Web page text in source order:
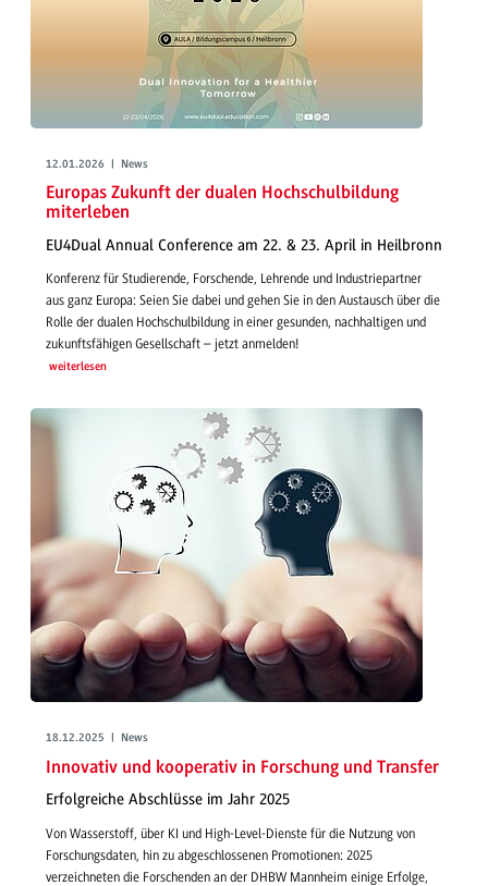
12.01.2026 | News
Europas Zukunft der dualen Hochschulbildung
miterleben
EU4Dual Annual Conference am 22. & 23. April in Heilbronn
Konferenz für Studierende, Forschende, Lehrende und Industriepartner
aus ganz Europa: Seien Sie dabei und gehen Sie in den Austausch über die
Rolle der dualen Hochschulbildung in einer gesunden, nachhaltigen und
zukunftsfähigen Gesellschaft – jetzt anmelden!
weiterlesen
18.12.2025 | News
Innovativ und kooperativ in Forschung und Transfer
Erfolgreiche Abschlüsse im Jahr 2025
Von Wasserstoff, über KI und High-Level-Dienste für die Nutzung von
Forschungsdaten, hin zu abgeschlossenen Promotionen: 2025
verzeichneten die Forschenden an der DHBW Mannheim einige Erfolge,